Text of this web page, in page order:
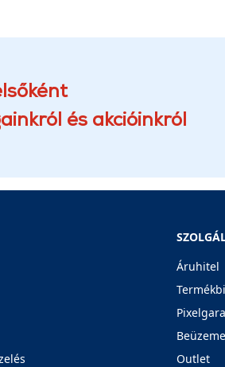
és akcióinkról
Áruhitel
Outlet